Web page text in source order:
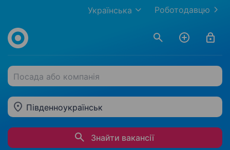
Роботодавцю
Українська
Посада або компанія
Південноукраїнськ
Знайти вакансії